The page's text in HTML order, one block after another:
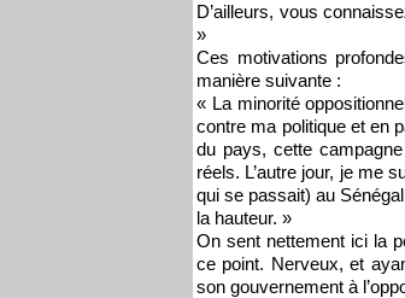
D’ailleurs, vous
»
Ces motivations
manière suivante :
« La minorité
contre ma politique et en
du pays, cette
réels. L’autre jour, je me
qui se passait) au
la hauteur. »
On sent nettement ici la
ce point. Nerveux, et
son gouvernement à